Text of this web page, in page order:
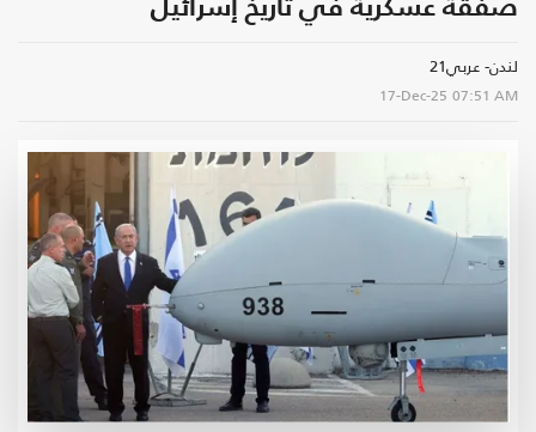
صفقة عسكرية في تاريخ إسرائيل
لندن- عربي21
17-Dec-25 07:51 AM